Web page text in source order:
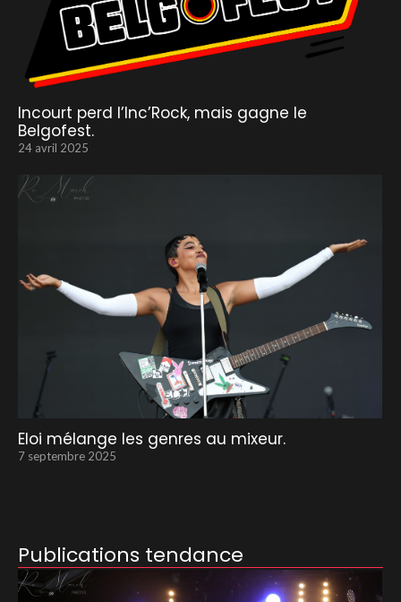
Incourt perd l’Inc’Rock, mais gagne le
Belgofest.
24 avril 2025
Eloi mélange les genres au mixeur.
7 septembre 2025
Publications tendance